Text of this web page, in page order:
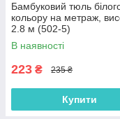
Бамбуковий тюль
кольору на метраж,
2.8 м (502-5)
В наявності
223 ₴ 235 ₴
Купити